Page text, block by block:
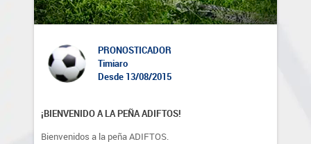
PRONOSTICADOR
Timiaro
Desde 13/08/2015
¡BIENVENIDO A LA PEÑA ADIFTOS!
Bienvenidos a la peña ADIFTOS.